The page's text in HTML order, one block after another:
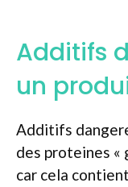
Additifs
un
Additifs
des proteines «
car cela